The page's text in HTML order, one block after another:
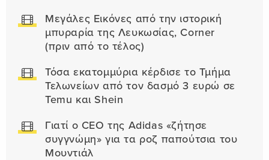
Μεγάλες Εικόνες από την ιστορική
μπυραρία της Λευκωσίας, Corner
(πριν από το τέλος)
Τόσα εκατομμύρια κέρδισε το Τμήμα
Τελωνείων από τον δασμό 3 ευρώ σε
Temu και Shein
Γιατί ο CEO της Adidas «ζήτησε
συγγνώμη» για τα ροζ παπούτσια του
Μουντιάλ